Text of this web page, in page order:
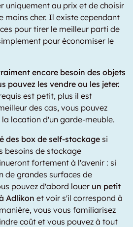
uniquement au prix et de choisir
moins cher. Il existe cependant
pour tirer le meilleur parti de
pour économiser le
encore besoin des objets
pouvez les vendre ou les jeter.
est petit, plus il est
des cas, vous pouvez
location d'un garde-meuble.
des box de self-stockage si
besoins de stockage
fortement à l'avenir : si
de grandes surfaces de
pouvez d'abord louer un petit
Adlikon et voir s'il correspond à
vous vous familiarisez
coût et vous pouvez à tout